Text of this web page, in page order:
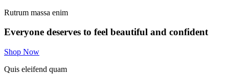
Rutrum massa enim
Everyone deserves to feel beautiful and confident
Shop Now
Quis eleifend quam